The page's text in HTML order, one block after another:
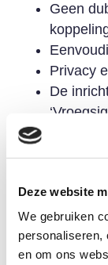
Deze website
We gebruiken
personaliseren,
en om ons
Geen
Privacy
De
module
contact
Hoe